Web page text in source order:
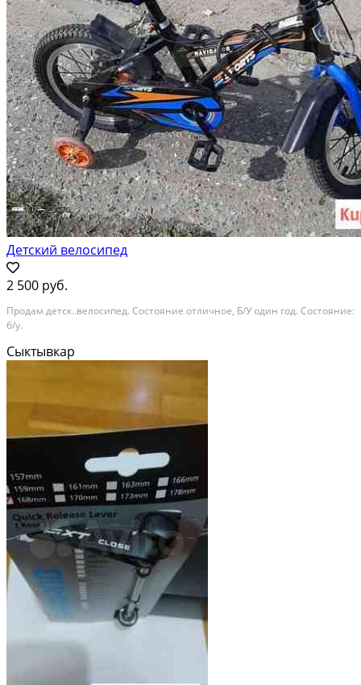
Детский велосипед
2 500 руб.
Продам детск..велосипед. Состояние отличное, Б/У один год. Состояние:
б/у.
Сыктывкар